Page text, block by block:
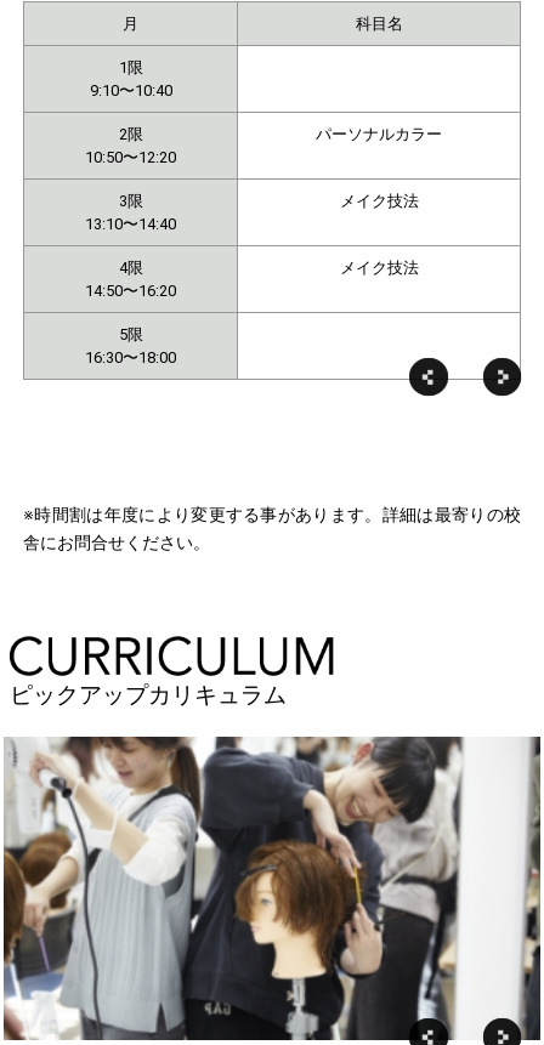
月 科目名
1限
9:10〜10:40
2限
10:50〜12:20
パーソナルカラー
3限
13:10〜14:40
メイク技法
4限
14:50〜16:20
メイク技法
5限
16:30〜18:00
※時間割は年度により変更する事があります。詳細は最寄りの校
舎にお問合せください。
ピックアップカリキュラム